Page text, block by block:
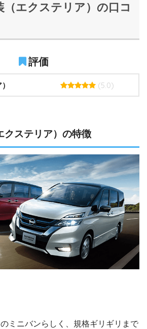
（エクステリア）の口コ
評価
(5.0)
クステリア）の特徴
ミニバンらしく、規格ギリギリまで